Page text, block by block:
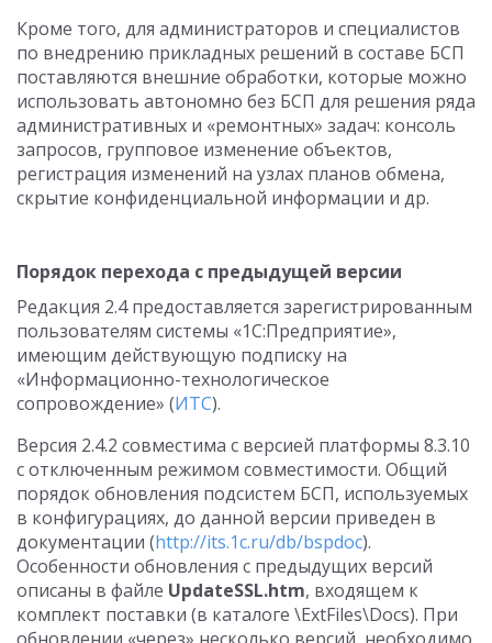
Кроме того, для администраторов и специалистов
по внедрению прикладных решений в составе БСП
поставляются внешние обработки, которые можно
использовать автономно без БСП для решения ряда
административных и «ремонтных» задач: консоль
запросов, групповое изменение объектов,
регистрация изменений на узлах планов обмена,
скрытие конфиденциальной информации и др.
Порядок перехода с предыдущей версии
Редакция 2.4 предоставляется зарегистрированным
пользователям системы «1С:Предприятие»,
имеющим действующую подписку на
«Информационно-технологическое
сопровождение» (ИТС).
Версия 2.4.2 совместима с версией платформы 8.3.10
с отключенным режимом совместимости. Общий
порядок обновления подсистем БСП, используемых
в конфигурациях, до данной версии приведен в
документации (http://its.1c.ru/db/bspdoc).
Особенности обновления с предыдущих версий
описаны в файле UpdateSSL.htm, входящем к
комплект поставки (в каталоге \ExtFiles\Docs). При